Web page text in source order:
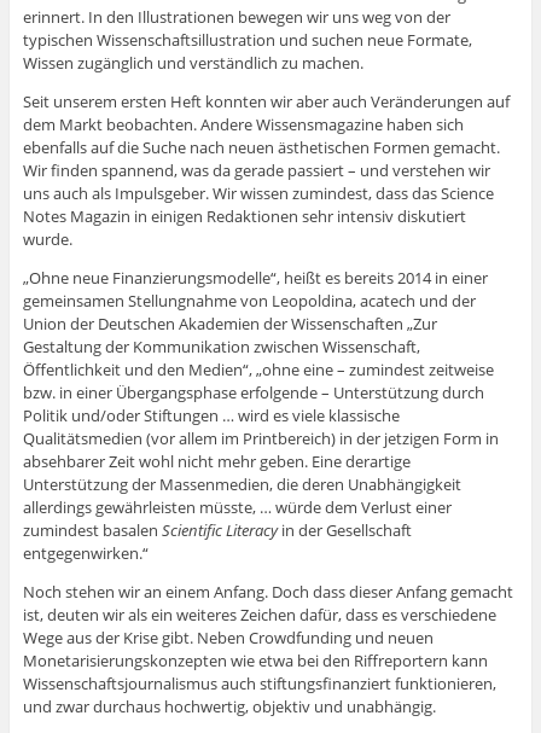
erinnert. In den Illustrationen bewegen wir uns weg von der
typischen Wissenschaftsillustration und suchen neue Formate,
Wissen zugänglich und verständlich zu machen.
Seit unserem ersten Heft konnten wir aber auch Veränderungen auf
dem Markt beobachten. Andere Wissensmagazine haben sich
ebenfalls auf die Suche nach neuen ästhetischen Formen gemacht.
Wir finden spannend, was da gerade passiert – und verstehen wir
uns auch als Impulsgeber. Wir wissen zumindest, dass das Science
Notes Magazin in einigen Redaktionen sehr intensiv diskutiert
wurde.
„Ohne neue Finanzierungsmodelle“, heißt es bereits 2014 in einer
gemeinsamen Stellungnahme von Leopoldina, acatech und der
Union der Deutschen Akademien der Wissenschaften „Zur
Gestaltung der Kommunikation zwischen Wissenschaft,
Öffentlichkeit und den Medien“, „ohne eine – zumindest zeitweise
bzw. in einer Übergangsphase erfolgende – Unterstützung durch
Politik und/oder Stiftungen … wird es viele klassische
Qualitätsmedien (vor allem im Printbereich) in der jetzigen Form in
absehbarer Zeit wohl nicht mehr geben. Eine derartige
Unterstützung der Massenmedien, die deren Unabhängigkeit
allerdings gewährleisten müsste, … würde dem Verlust einer
zumindest basalen Scientific Literacyin der Gesellschaft
entgegenwirken.“
Noch stehen wir an einem Anfang. Doch dass dieser Anfang gemacht
ist, deuten wir als ein weiteres Zeichen dafür, dass es verschiedene
Wege aus der Krise gibt. Neben Crowdfunding und neuen
Monetarisierungskonzepten wie etwa bei den Riffreportern kann
Wissenschaftsjournalismus auch stiftungsfinanziert funktionieren,
und zwar durchaus hochwertig, objektiv und unabhängig.